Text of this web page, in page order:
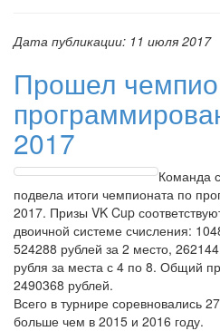
Дата публикации: 11 июля 2017
Прошел
2017
Команда
подвела итоги чемпионата по
2017. Призы VK Cup
двоичной системе счисления:
524288 рублей за 2 место,
рубля за места с 4 по 8. Общий
2490368 рублей.
Всего в турнире соревновались
больше чем в 2015 и 2016 году.